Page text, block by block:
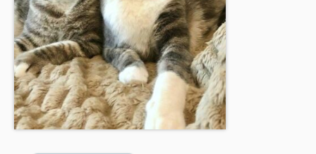
BOUTIQUE
FORUM